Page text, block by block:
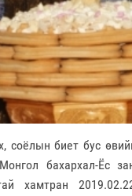
соёлын биет бус
бахархал-Ёс
хамтран